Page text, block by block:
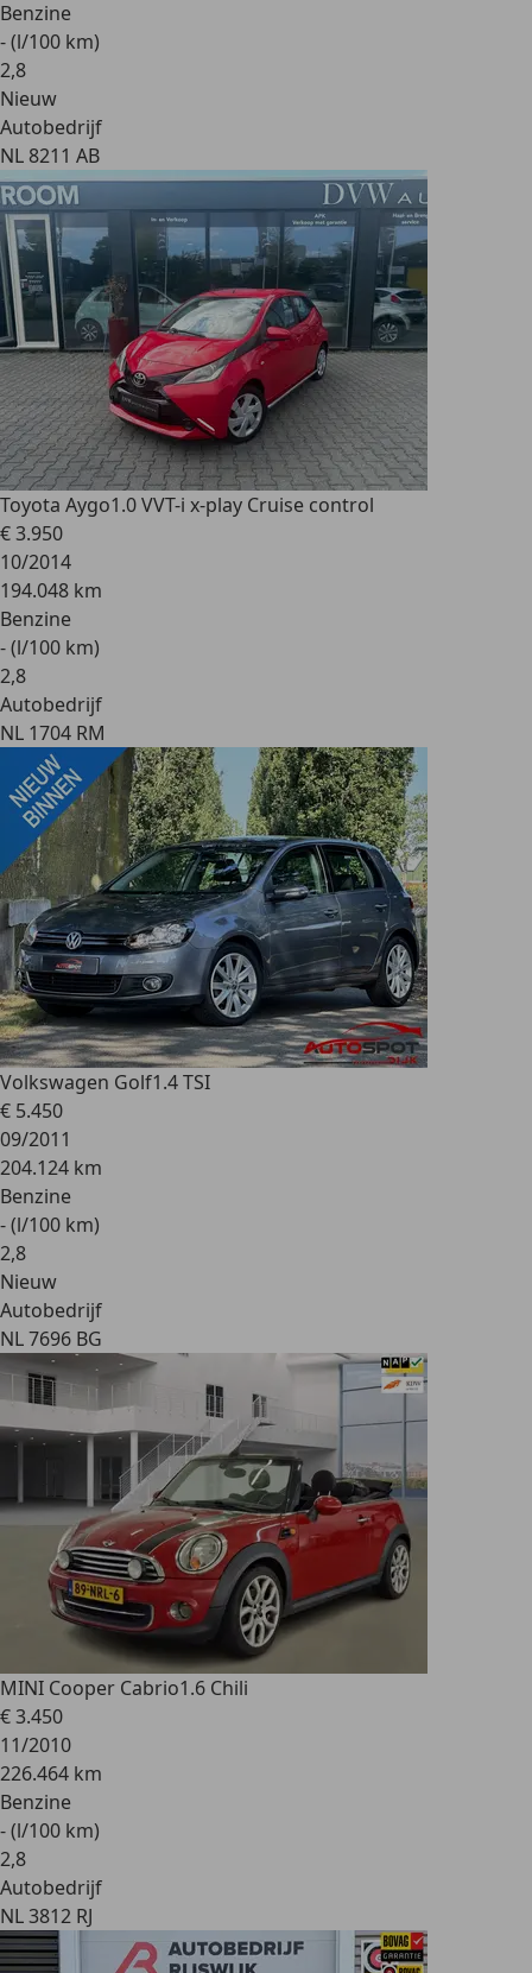
Benzine
- (l/100 km)
2,8
Nieuw
Autobedrijf
NL 8211 AB
Toyota Aygo1.0 VVT-i x-play Cruise control
€ 3.950
10/2014
194.048 km
Benzine
- (l/100 km)
2,8
Autobedrijf
NL 1704 RM
Volkswagen Golf1.4 TSI
€ 5.450
09/2011
204.124 km
Benzine
- (l/100 km)
2,8
Nieuw
Autobedrijf
NL 7696 BG
MINI Cooper Cabrio1.6 Chili
€ 3.450
11/2010
226.464 km
Benzine
- (l/100 km)
2,8
Autobedrijf
NL 3812 RJ